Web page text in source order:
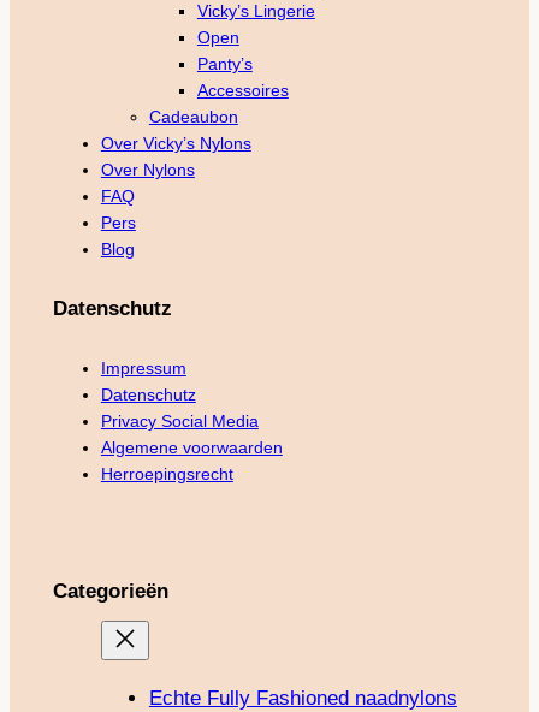
Vicky’s Lingerie
Open
Panty’s
Accessoires
Cadeaubon
Over Vicky’s Nylons
Over Nylons
FAQ
Pers
Blog
Datenschutz
Impressum
Datenschutz
Privacy Social Media
Algemene voorwaarden
Herroepingsrecht
Categorieën
Echte Fully Fashioned naadnylons